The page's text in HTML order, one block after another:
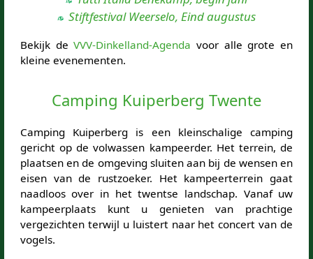
Stiftfestival Weerselo, Eind augustus
Bekijk deVVV-Dinkelland-Agenda voor alle grote en
kleine evenementen.
Camping Kuiperberg Twente
Camping Kuiperberg is een kleinschalige camping
gericht op de volwassen kampeerder. Het terrein, de
plaatsen en de omgeving sluiten aan bij de wensen en
eisen van de rustzoeker. Het kampeerterrein gaat
naadloos over in het twentse landschap. Vanaf uw
kampeerplaats kunt u genieten van prachtige
vergezichten terwijl u luistert naar het concert van de
vogels.